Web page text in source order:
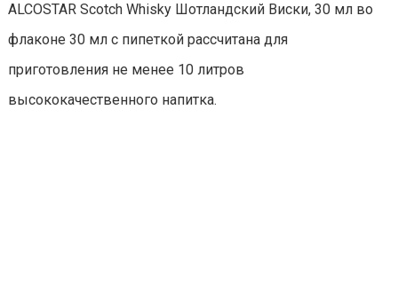
ALCOSTAR Scotch Whisky Шотландский Виски, 30 мл во
флаконе 30 мл с пипеткой рассчитана для
приготовления не менее 10 литров
высококачественного напитка.